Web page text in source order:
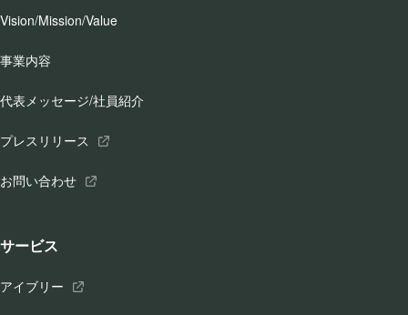
Vision/Mission/Value
事業内容
代表メッセージ/社員紹介
プレスリリース
お問い合わせ
サービス
アイブリー